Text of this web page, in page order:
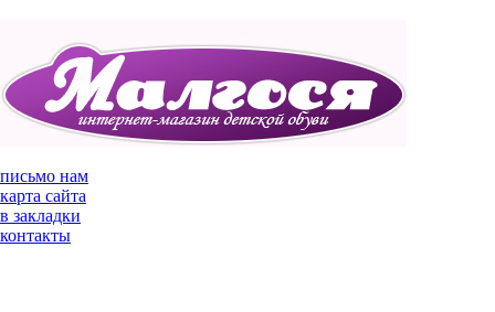
письмо нам
карта сайта
в закладки
контакты